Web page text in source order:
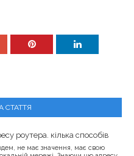
СТАТТЯ
роутера. кілька способів
не має значення, має свою